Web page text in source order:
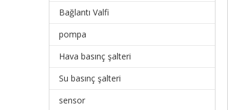
Bağlantı Valfi
pompa
Hava basınç şalteri
Su basınç şalteri
sensor